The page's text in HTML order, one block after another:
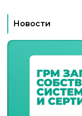
Новости